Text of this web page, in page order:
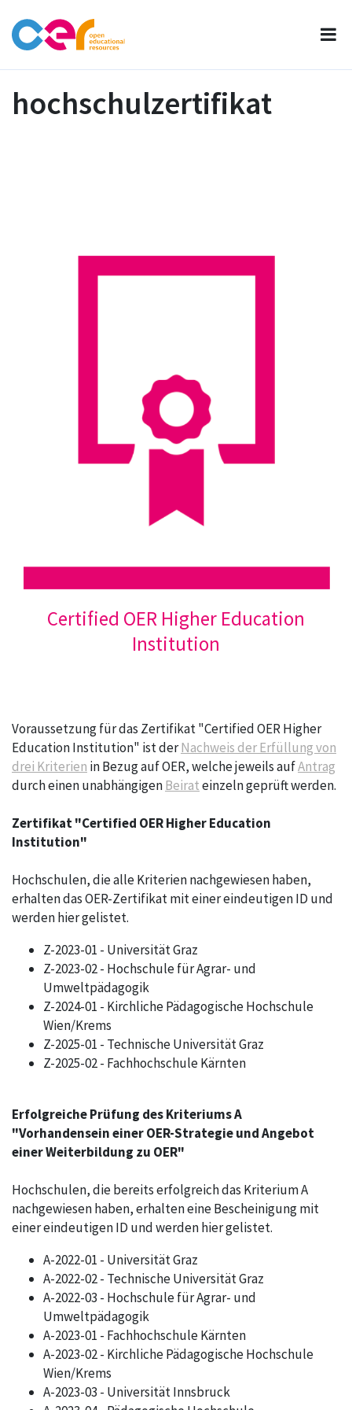
hochschulzertifikat
Certified OER Higher Education
Institution
Voraussetzung für das Zertifikat "Certified OER Higher
Education Institution" ist derNachweis der Erfüllung von
drei Kriterien in Bezug auf OER, welche jeweils aufAntrag
durch einen unabhängigenBeirateinzeln geprüft werden.
Zertifikat "Certified OER Higher Education
Institution"
Hochschulen, die alle Kriterien nachgewiesen haben,
erhalten das OER-Zertifikat mit einer eindeutigen ID und
werden hier gelistet.
Z-2023-01 - Universität Graz
Z-2023-02 - Hochschule für Agrar- und
Umweltpädagogik
Z-2024-01 - Kirchliche Pädagogische Hochschule
Wien/Krems
Z-2025-01 - Technische Universität Graz
Z-2025-02 - Fachhochschule Kärnten
Erfolgreiche Prüfung des Kriteriums A
"Vorhandensein einer OER-Strategie und Angebot
einer Weiterbildung zu OER"
Hochschulen, die bereits erfolgreich das Kriterium A
nachgewiesen haben, erhalten eine Bescheinigung mit
einer eindeutigen ID und werden hier gelistet.
A-2022-01 - Universität Graz
A-2022-02 - Technische Universität Graz
A-2022-03 - Hochschule für Agrar- und
Umweltpädagogik
A-2023-01 - Fachhochschule Kärnten
A-2023-02 - Kirchliche Pädagogische Hochschule
Wien/Krems
A-2023-03 - Universität Innsbruck